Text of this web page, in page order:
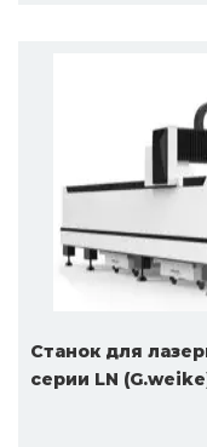
Станок для
серии LN